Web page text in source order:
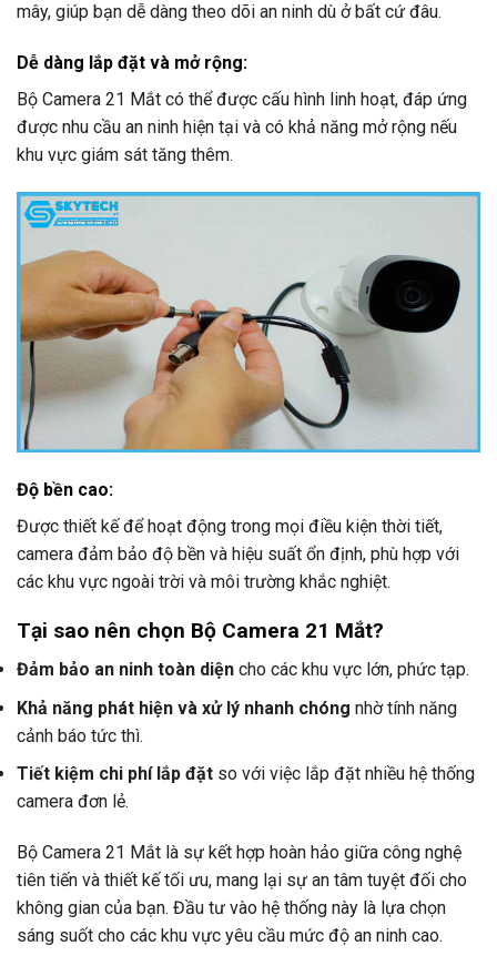
mây, giúp bạn dễ dàng theo dõi an ninh dù ở bất cứ đâu.
Dễ dàng lắp đặt và mở rộng:
Bộ Camera 21 Mắt có thể được cấu hình linh hoạt, đáp ứng
được nhu cầu an ninh hiện tại và có khả năng mở rộng nếu
khu vực giám sát tăng thêm.
Độ bền cao:
Được thiết kế để hoạt động trong mọi điều kiện thời tiết,
camera đảm bảo độ bền và hiệu suất ổn định, phù hợp với
các khu vực ngoài trời và môi trường khắc nghiệt.
Tại sao nên chọn Bộ Camera 21 Mắt?
Đảm bảo an ninh toàn diện cho các khu vực lớn, phức tạp.
Khả năng phát hiện và xử lý nhanh chóng nhờ tính năng
cảnh báo tức thì.
Tiết kiệm chi phí lắp đặt so với việc lắp đặt nhiều hệ thống
camera đơn lẻ.
Bộ Camera 21 Mắt là sự kết hợp hoàn hảo giữa công nghệ
tiên tiến và thiết kế tối ưu, mang lại sự an tâm tuyệt đối cho
không gian của bạn. Đầu tư vào hệ thống này là lựa chọn
sáng suốt cho các khu vực yêu cầu mức độ an ninh cao.